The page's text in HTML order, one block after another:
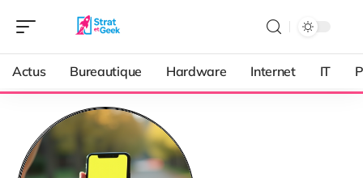
Actus Bureautique Hardware Internet IT